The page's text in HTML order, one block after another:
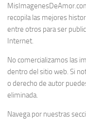
recopila las mejores
entre otros para ser
Internet.
No comercializamos las
dentro del sitio web. Si
o derecho de autor
eliminada.
Navega por nuestras